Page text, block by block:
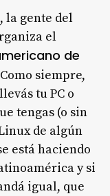
la gente del
el
de
siempre,
tu PC o
tengas (o sin
de algún
está haciendo
y si
igual, que